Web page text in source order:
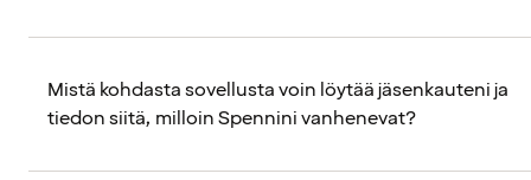
Mistä kohdasta sovellusta voin löytää jäsenkauteni ja
tiedon siitä, milloin Spennini vanhenevat?